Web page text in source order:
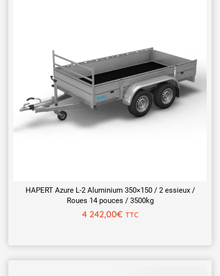
HAPERT Azure L-2 Aluminium 350×150 / 2 essieux /
Roues 14 pouces / 3500kg
4 242,00€ TTC